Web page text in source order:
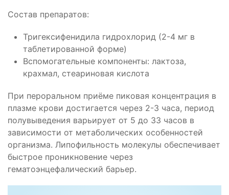
Состав препаратов:
Тригексифенидила гидрохлорид (2-4 мг в
таблетированной форме)
Вспомогательные компоненты: лактоза,
крахмал, стеариновая кислота
При пероральном приёме пиковая концентрация в
плазме крови достигается через 2-3 часа, период
полувыведения варьирует от 5 до 33 часов в
зависимости от метаболических особенностей
организма. Липофильность молекулы обеспечивает
быстрое проникновение через
гематоэнцефалический барьер.